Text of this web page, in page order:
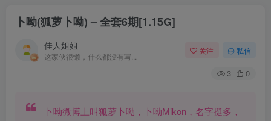
卜呦(狐萝卜呦) – 全套6期[1.15G]
佳人姐姐
这家伙很懒，什么都没有写...
关注 私信
3 0
卜呦微博上叫狐萝卜呦，卜呦Mikon，名字挺多，